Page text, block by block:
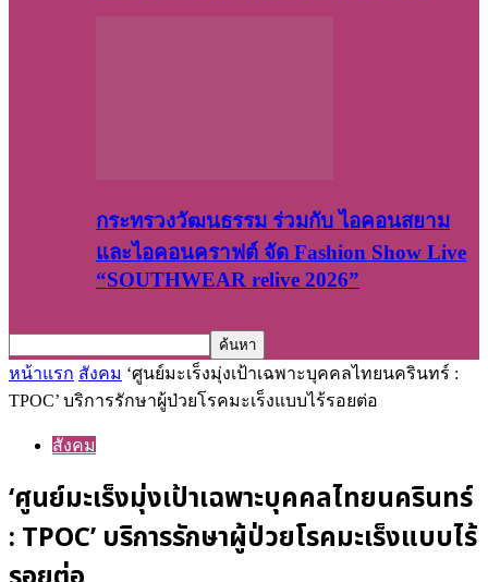
กระทรวงวัฒนธรรม ร่วมกับ ไอคอนสยาม
และไอคอนคราฟต์ จัด Fashion Show Live
“SOUTHWEAR relive 2026”
หน้าแรก สังคม ‘ศูนย์มะเร็งมุ่งเป้าเฉพาะบุคคลไทยนครินทร์ :
TPOC’ บริการรักษาผู้ป่วยโรคมะเร็งแบบไร้รอยต่อ
สังคม
‘ศูนย์มะเร็งมุ่งเป้าเฉพาะบุคคลไทยนครินทร์
: TPOC’ บริการรักษาผู้ป่วยโรคมะเร็งแบบไร้